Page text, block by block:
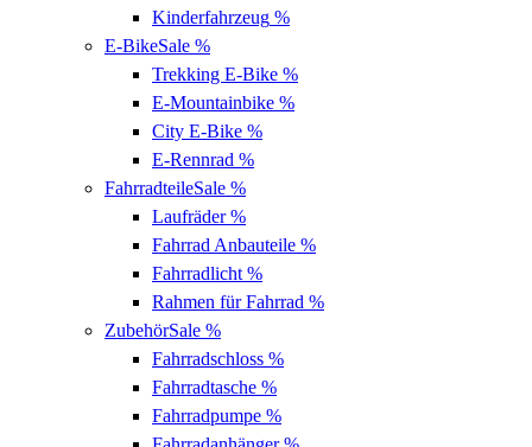
Kinderfahrzeug %
E-BikeSale %
Trekking E-Bike %
E-Mountainbike %
City E-Bike %
E-Rennrad %
FahrradteileSale %
Laufräder%
Fahrrad Anbauteile %
Fahrradlicht %
Rahmen für Fahrrad %
ZubehörSale %
Fahrradschloss %
Fahrradtasche %
Fahrradpumpe %